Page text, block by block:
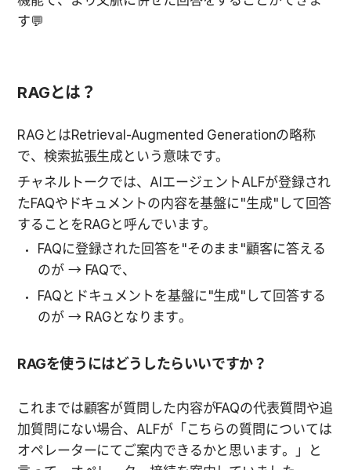
す💬
RAGとは？
RAGとはRetrieval-Augmented Generationの略称
で、検索拡張生成という意味です。
チャネルトークでは、AIエージェントALFが登録され
たFAQやドキュメントの内容を基盤に"生成"して回答
することをRAGと呼んでいます。
FAQに登録された回答を"そのまま"顧客に答える
のが → FAQで、
FAQとドキュメントを基盤に"生成"して回答する
のが → RAGとなります。
RAGを使うにはどうしたらいいですか？
これまでは顧客が質問した内容がFAQの代表質問や追
加質問にない場合、ALFが「こちらの質問については
オペレーターにてご案内できるかと思います。」と